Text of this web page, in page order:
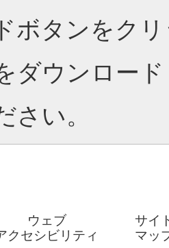
ボタンをク
ダウンロー
さい。
ウェブ
クセシビリティ
サイ
マッ